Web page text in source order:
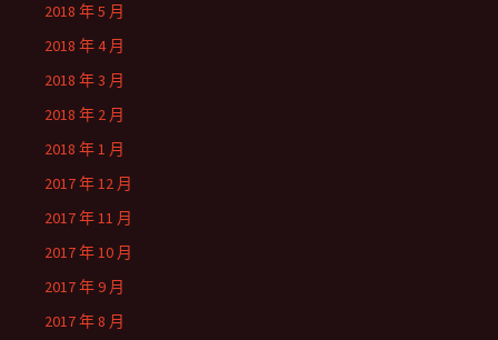
2018 年 5 月
2018 年 4 月
2018 年 3 月
2018 年 2 月
2018 年 1 月
2017 年 12 月
2017 年 11 月
2017 年 10 月
2017 年 9 月
2017 年 8 月